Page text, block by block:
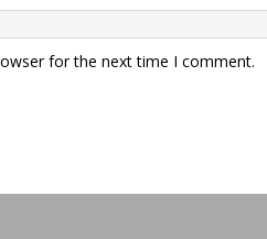
for the next time I comment.